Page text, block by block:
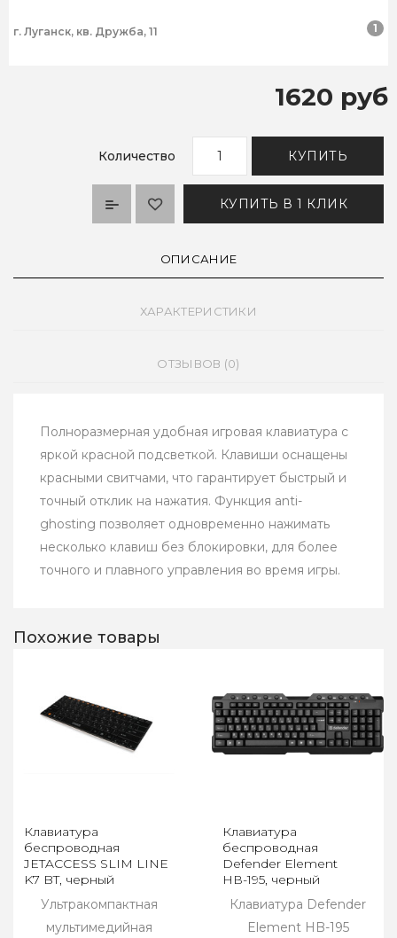
г. Луганск, кв. Дружба, 11 1
1620 руб
Количество КУПИТЬ
КУПИТЬ В 1 КЛИК
ОПИСАНИЕ
ХАРАКТЕРИСТИКИ
ОТЗЫВОВ (0)
Полноразмерная удобная игровая клавиатура с
яркой красной подсветкой. Клавиши оснащены
красными свитчами, что гарантирует быстрый и
точный отклик на нажатия. Функция anti-
ghosting позволяет одновременно нажимать
несколько клавиш без блокировки, для более
точного и плавного управления во время игры.
Похожие товары
Клавиатура
беспроводная
JETACCESS SLIM LINE
K7 BT, черный
Ультракомпактная
мультимедийная
Клавиатура
беспроводная
Defender Element
НВ-195, черный
Клавиатура Defender
Element HB-195